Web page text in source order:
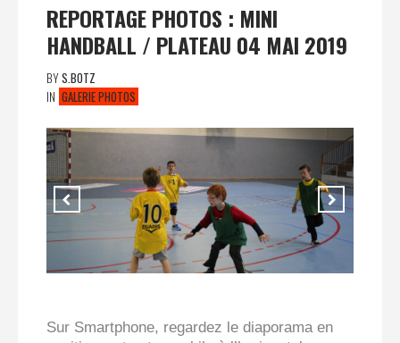
REPORTAGE PHOTOS : MINI
HANDBALL / PLATEAU 04 MAI 2019
BYS.BOTZ
IN GALERIE PHOTOS
Sur Smartphone, regardez le diaporama en